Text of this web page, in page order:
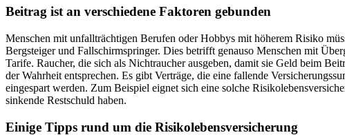
Beitrag ist an verschiedene Faktoren gebunden
Menschen mit unfallträchtigen Berufen oder Hobbys mit höherem Risiko
Bergsteiger und Fallschirmspringer. Dies betrifft genauso Menschen mit
Tarife. Raucher, die sich als Nichtraucher ausgeben, damit sie Geld beim
der Wahrheit entsprechen. Es gibt Verträge, die eine fallende
eingespart werden. Zum Beispiel eignet sich eine solche
sinkende Restschuld haben.
Einige Tipps rund um die Risikolebensversicherung